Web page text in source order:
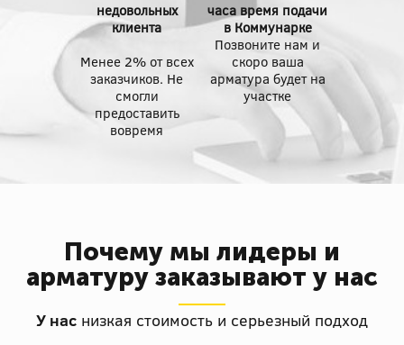
недовольных
клиента
Менее 2% от всех
заказчиков. Не
смогли
предоставить
вовремя
часа время подачи
в Коммунарке
Позвоните нам и
скоро ваша
арматура будет на
участке
Почему мы лидеры и
арматуру заказывают у нас
У нас низкая стоимость и серьезный подход